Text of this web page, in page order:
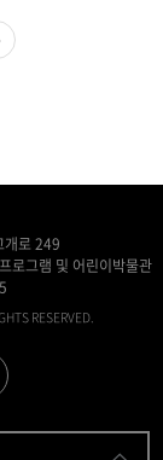
개로 249
로그램 및 어린이박물관
RESERVED.